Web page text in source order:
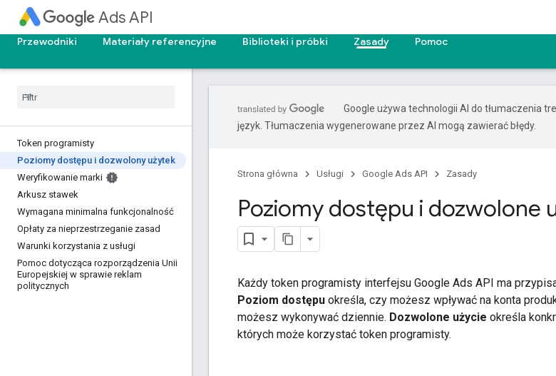
Ads API
Przewodniki Materiały referencyjne Biblioteki i próbki Zasady Pomoc
Token programisty
Poziomy dostępu i dozwolony użytek
Weryfikowanie marki
Arkusz stawek
Wymagana minimalna funkcjonalność
Opłaty za nieprzestrzeganie zasad
Warunki korzystania z usługi
Pomoc dotycząca rozporządzenia Unii
Europejskiej w sprawie reklam
politycznych
Google używa technologii AI do tłumaczenia
język. Tłumaczenia wygenerowane przez AI mogą zawierać błędy.
Strona główna Usługi Google Ads API Zasady
Poziomy dostępu i dozwolone
Każdy token programisty interfejsu Google Ads API ma
Poziom dostępu określa, czy możesz wpływać na konta
możesz wykonywać dziennie. Dozwolone użycie określa
których może korzystać token programisty.